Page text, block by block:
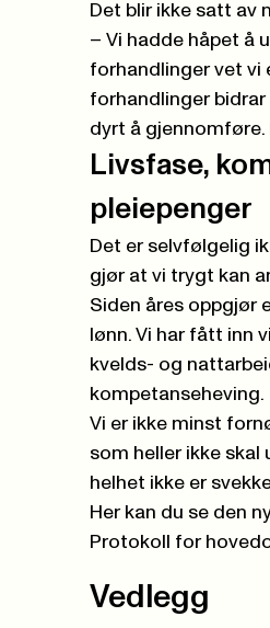
Det blir ikke satt av
– Vi hadde håpet å
forhandlinger vet vi
forhandlinger
dyrt å gjennomføre.
Livsfase,
pleiepenger
Det er selvfølgelig
gjør at vi trygt kan
Siden åres oppgjør
lønn. Vi har fått inn
kvelds- og
kompetanseheving.
Vi er ikke minst
som heller ikke
helhet ikke er
Her kan du se den
Protokoll for
Vedlegg